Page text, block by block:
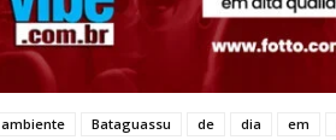
ambiente Bataguassu de dia em